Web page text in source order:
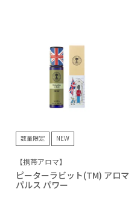
数量限定 NEW
【携帯アロマ】
ピーターラビット(TM) アロマ
パルス パワー